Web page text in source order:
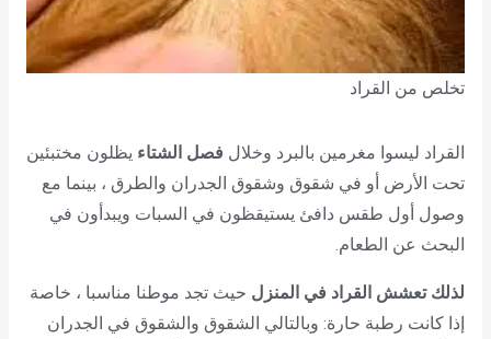
تخلص من القراد
القراد ليسوا مغرمين بالبرد وخلال فصل الشتاء يظلون مختبئين
تحت الأرض أو في شقوق وشقوق الجدران والطرق ، بينما مع
وصول أول طقس دافئ يستيقظون في السبات ويبدأون في
البحث عن الطعام.
لذلك تعشش القراد في المنزل حيث تجد موطنا مناسبا ، خاصة
إذا كانت رطبة حارة: وبالتالي الشقوق والشقوق في الجدران